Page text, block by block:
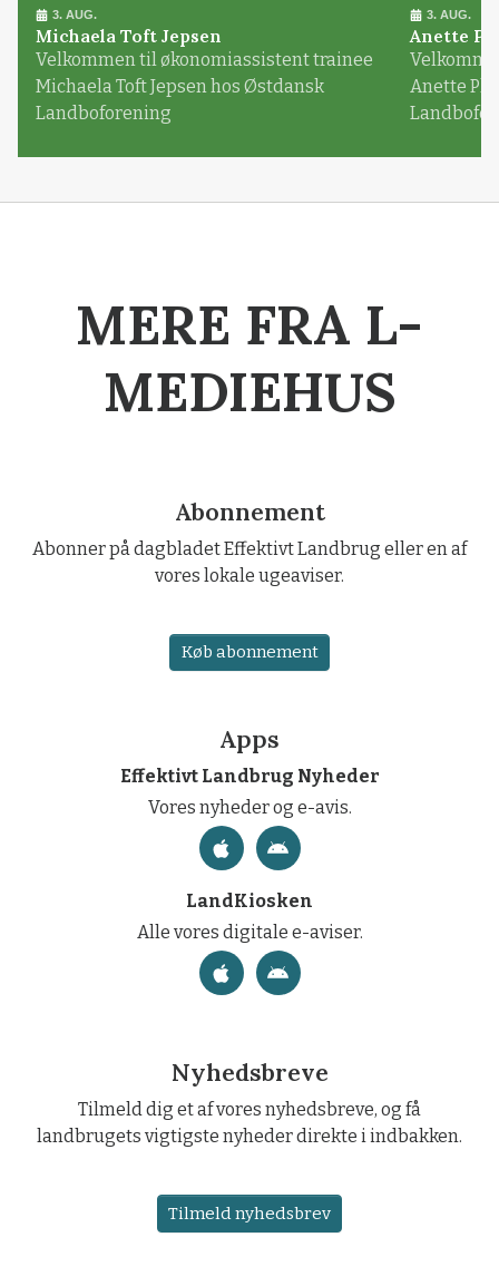
3. AUG.
Michaela Toft Jepsen
Velkommen til økonomiassistent trainee
Michaela Toft Jepsen hos Østdansk
Landboforening
3. AUG.
Anette
Anette
MERE FRA L-
MEDIEHUS
Abonnement
Abonner på dagbladet Effektivt Landbrug eller en af
vores lokale ugeaviser.
Køb abonnement
Apps
Effektivt Landbrug Nyheder
Vores nyheder og e-avis.
LandKiosken
Alle vores digitale e-aviser.
Nyhedsbreve
Tilmeld dig et af vores nyhedsbreve, og få
landbrugets vigtigste nyheder direkte i indbakken.
Tilmeld nyhedsbrev